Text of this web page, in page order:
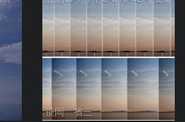
笹岡 省三